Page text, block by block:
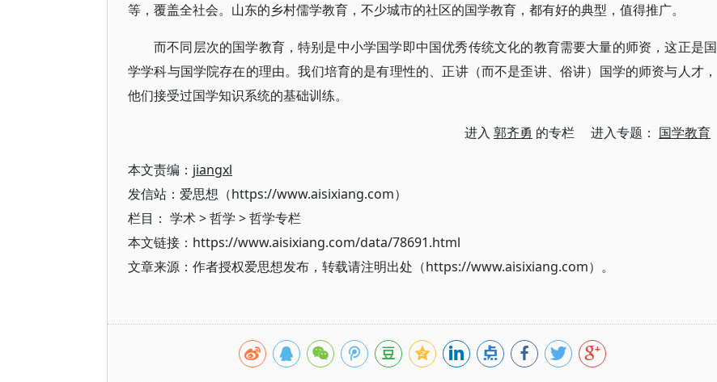
等，覆盖全社会。山东的乡村儒学教育，不少城市的社区的国学教育，都有好的典型，值得推广。
而不同层次的国学教育，特别是中小学国学即中国优秀传统文化的教育需要大量的师资，这正是国
学学科与国学院存在的理由。我们培育的是有理性的、正讲（而不是歪讲、俗讲）国学的师资与人才，
他们接受过国学知识系统的基础训练。
进入 郭齐勇 的专栏 进入专题： 国学教育
本文责编： jiangxl
发信站：爱思想（https://www.aisixiang.com）
栏目： 学术>哲学 >哲学专栏
本文链接：https://www.aisixiang.com/data/78691.html
文章来源：作者授权爱思想发布，转载请注明出处（https://www.aisixiang.com）。